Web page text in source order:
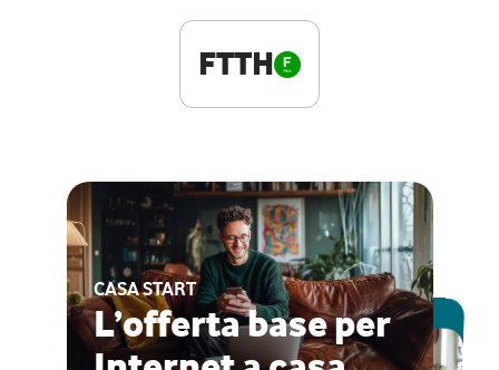
FTTH
CASA START
L’offerta base per
ESCLUSIVA ONLINE